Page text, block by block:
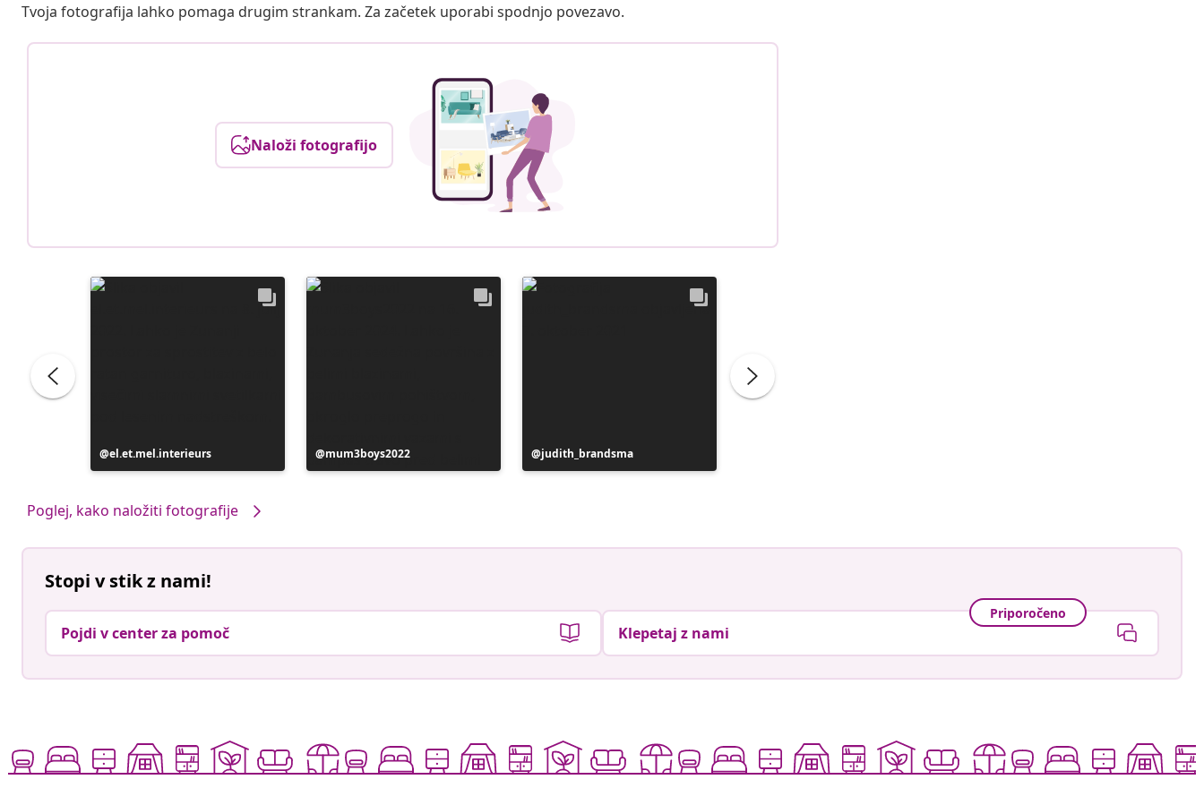
Tvoja fotografija lahko pomaga drugim strankam. Za začetek uporabi spodnjo povezavo.
Naloži fotografijo
Objavo
je
el.et.mel.interieurs
Objavo
je
mum3boys2022
Objavo
je
judith_brandsma
Poglej, kako naložiti fotografije
Stopi v stik z nami!
Pojdi v center za pomoč
Priporočeno
Klepetaj z nami